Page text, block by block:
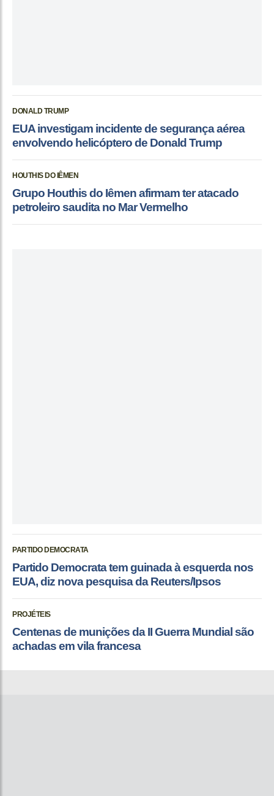
DONALD TRUMP
EUA investigam incidente de segurança aérea
envolvendo helicóptero de Donald Trump
HOUTHIS DO IÊMEN
Grupo Houthis do Iêmen afirmam ter atacado
petroleiro saudita no Mar Vermelho
PARTIDO DEMOCRATA
Partido Democrata tem guinada à esquerda nos
EUA, diz nova pesquisa da Reuters/Ipsos
PROJÉTEIS
Centenas de munições da II Guerra Mundial são
achadas em vila francesa